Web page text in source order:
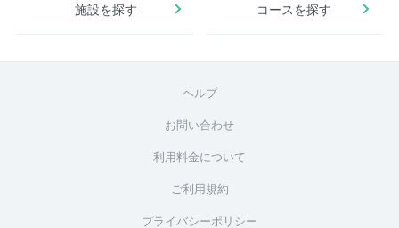
施設を探す コースを探す
ヘルプ
お問い合わせ
利用料金について
ご利用規約
プライバシーポリシー